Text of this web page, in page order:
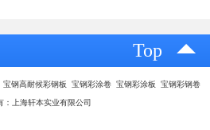
Top
钢高耐候彩钢板 宝钢彩涂卷 宝钢彩涂板 宝钢彩钢卷
：上海轩本实业有限公司